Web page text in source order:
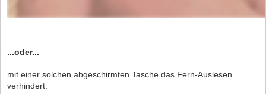
...oder...
mit einer solchen abgeschirmten Tasche das Fern-Auslesen
verhindert: